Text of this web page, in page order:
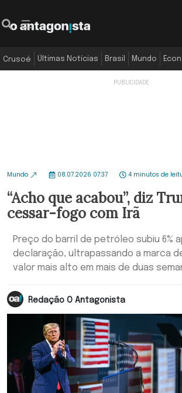
Crusoé Últimas Notícias Brasil Mundo
Mundo 08.07.2026 07:37 4 minutos de
“Acho que acabou”, diz
cessar-fogo com Irã
Preço do barril de petróleo subiu 6%
declaração, ultrapassando a marca
valor mais alto em mais de duas
Redação O Antagonista